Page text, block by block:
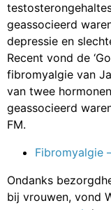
geassocieerd
depressie en
Recent vond de
fibromyalgie van
van twee
geassocieerd
FM.
Fibromyalgie
Ondanks
bij vrouwen, vond